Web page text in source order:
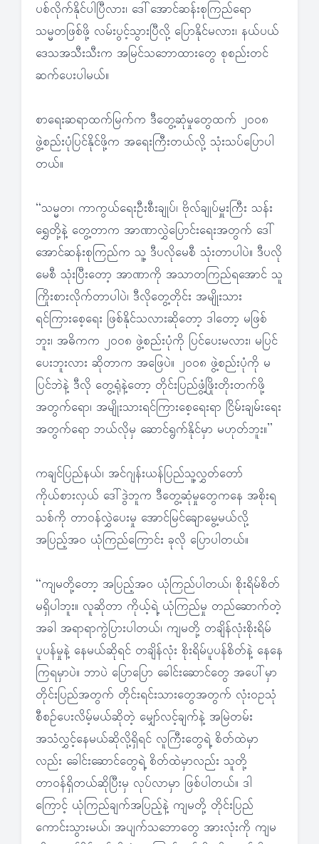
ပစ်လိုက်နိုင်ပါပြီလား၊ ဒေါ်အောင်ဆန်းစုကြည်ရော
သမ္မတဖြစ်ဖို့ လမ်းပွင့်သွားပြီလို့ ပြောနိုင်မလား၊ နယ်ပယ်
ဒေသအသီးသီးက အမြင်သဘောထားတွေ စုစည်းတင်
ဆက်ပေးပါမယ်။
စာရေးဆရာထက်မြက်က ဒီတွေ့ဆုံမှုတွေထက် ၂၀၀၈
ဖွဲ့စည်းပုံပြင်နိုင်ဖို့က အရေးကြီးတယ်လို့ သုံးသပ်ပြောပါ
တယ်။
“သမ္မတ၊ ကာကွယ်ရေးဦးစီးချုပ်၊ ဗိုလ်ချုပ်မှူးကြီး သန်း
ရွှေတို့နဲ့ တွေ့တာက အာဏာလွှဲပြောင်းရေးအတွက် ဒေါ်
အောင်ဆန်းစုကြည်က သူ့ ဒီပလိုမေစီ သုံးတာပါပဲ။ ဒီပလို
မေစီ သုံးပြီးတော့ အာဏာကို အသာတကြည်ရအောင် သူ
ကြိုးစားလိုက်တာပါပဲ၊ ဒီလိုတွေ့တိုင်း အမျိုးသား
ရင်ကြားစေ့ရေး ဖြစ်နိုင်သလားဆိုတော့ ဒါတော့ မဖြစ်
ဘူး၊ အဓိကက ၂၀၀၈ ဖွဲ့စည်းပုံကို ပြင်ပေးမလား၊ မပြင်
ပေးဘူးလား ဆိုတာက အဖြေပဲ။ ၂၀၀၈ ဖွဲ့စည်းပုံကို မ
ပြင်ဘဲနဲ့ ဒီလို တွေ့ရုံနဲ့တော့ တိုင်းပြည်ဖွံ့ဖြိုးတိုးတက်ဖို့
အတွက်ရော၊ အမျိုးသားရင်ကြားစေ့ရေးရာ ငြိမ်းချမ်းရေး
အတွက်ရော ဘယ်လိုမှ ဆောင်ရွက်နိုင်မှာ မဟုတ်ဘူး။”
ကချင်ပြည်နယ်၊ အင်ဂျန်းယန်ပြည်သူ့လွှတ်တော်
ကိုယ်စားလှယ် ဒေါ်ဒွဲဘူက ဒီတွေ့ဆုံမှုတွေကနေ အစိုးရ
သစ်ကို တာဝန်လွှဲပေးမှု အောင်မြင်ချောမွေ့မယ်လို့
အပြည့်အ၀ ယုံကြည်ကြောင်း ခုလို ပြောပါတယ်။
“ကျမတို့တော့ အပြည့်အ၀ ယုံကြည်ပါတယ်၊ စိုးရိမ်စိတ်
မရှိပါဘူး။ လူဆိုတာ ကိုယ့်ရဲ့ ယုံကြည်မှု တည်ဆောက်တဲ့
အခါ အရာရာကွဲပြားပါတယ်၊ ကျမတို့ တချိန်လုံးစိုးရိမ်
ပူပန်မှုနဲ့ နေမယ်ဆိုရင် တချိန်လုံး စိုးရိမ်ပူပန်စိတ်နဲ့ နေနေ
ကြရမှာပဲ။ ဘာပဲ ပြောပြော ခေါင်းဆောင်တွေ အပေါ်မှာ
တိုင်းပြည်အတွက် တိုင်းရင်းသားတွေအတွက် လုံးဝဥသုံ
စီစဉ်ပေးလိမ့်မယ်ဆိုတဲ့ မျှော်လင့်ချက်နဲ့ အမြဲတမ်း
အသံလွှင့်နေမယ်ဆိုလို့ရှိရင် လူကြီးတွေရဲ့ စိတ်ထဲမှာ
လည်း ခေါင်းဆောင်တွေရဲ့ စိတ်ထဲမှာလည်း သူတို့
တာဝန်ရှိတယ်ဆိုပြီးမှ လုပ်လာမှာ ဖြစ်ပါတယ်။ ဒါ
ကြောင့် ယုံကြည်ချက်အပြည့်နဲ့ ကျမတို့ တိုင်းပြည်
ကောင်းသွားမယ်၊ အပျက်သဘောတွေ အားလုံးကို ကျမ